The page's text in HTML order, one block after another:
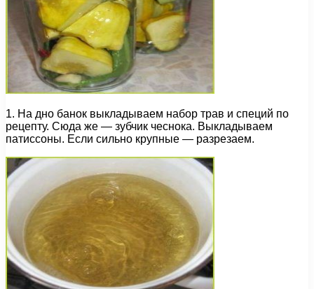
1. На дно банок выкладываем набор трав и специй по
рецепту. Сюда же — зубчик чеснока. Выкладываем
патиссоны. Если сильно крупные — разрезаем.